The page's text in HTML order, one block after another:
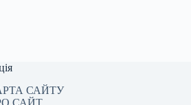
САЙТУ
САЙТ